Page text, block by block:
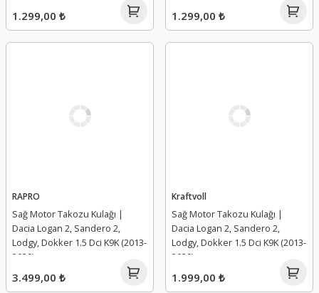
1.299,00 ₺ 1.299,00 ₺
RAPRO
Sağ Motor Takozu Kulağı |
Dacia Logan 2, Sandero 2,
Lodgy, Dokker 1.5 Dci K9K (2013-
2020)
3.499,00 ₺
Kraftvoll
Sağ Motor Takozu Kulağı |
Dacia Logan 2, Sandero 2,
Lodgy, Dokker 1.5 Dci K9K (2013-
2020)
1.999,00 ₺